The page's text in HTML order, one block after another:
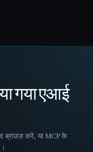
गया एआई
ब्राउज़ करें, या MCP के